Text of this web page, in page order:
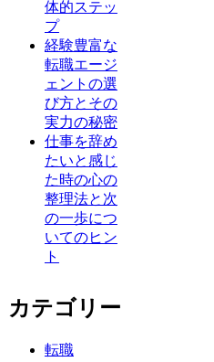
体的ステッ
プ
経験豊富な
転職エージ
ェントの選
び方とその
実力の秘密
仕事を辞め
たいと感じ
た時の心の
整理法と次
の一歩につ
いてのヒン
ト
カテゴリー
転職